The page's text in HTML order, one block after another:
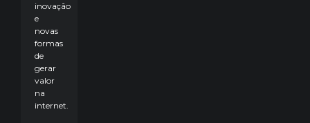
inovação
e
novas
formas
de
gerar
valor
na
internet.